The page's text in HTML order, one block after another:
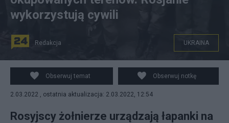
Mieszkańców okupowanych terenów na Ukrainie
zmusza się do walk przeciwko rodakom.
wykorzystują cywili
Redakcja UKRAINA
Obserwuj temat Obserwuj notkę
2.03.2022 , ostatnia aktualizacja: 2.03.2022, 12:54
Rosyjscy żołnierze urządzają łapanki na